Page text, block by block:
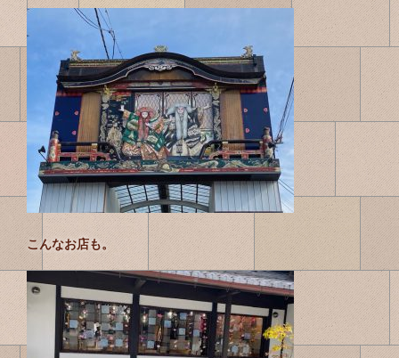
こんなお店も。